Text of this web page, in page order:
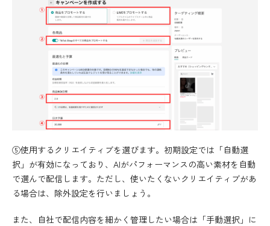
⑤使用するクリエイティブを選びます。初期設定では「自動選
択」が有効になっており、AIがパフォーマンスの高い素材を自動
で選んで配信します。ただし、使いたくないクリエイティブがあ
る場合は、除外設定を行いましょう。
また、自社で配信内容を細かく管理したい場合は「手動選択」に